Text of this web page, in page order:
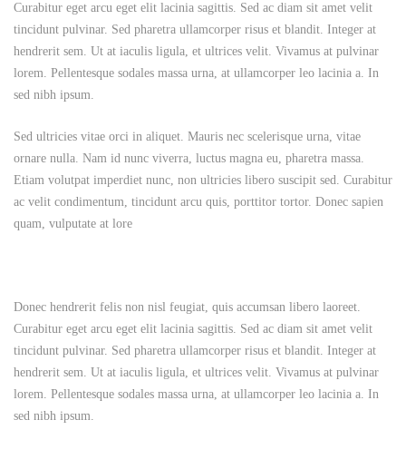
Curabitur eget arcu eget elit lacinia sagittis. Sed ac diam sit amet velit
tincidunt pulvinar. Sed pharetra ullamcorper risus et blandit. Integer at
hendrerit sem. Ut at iaculis ligula, et ultrices velit. Vivamus at pulvinar
lorem. Pellentesque sodales massa urna, at ullamcorper leo lacinia a. In
sed nibh ipsum.
Sed ultricies vitae orci in aliquet. Mauris nec scelerisque urna, vitae
ornare nulla. Nam id nunc viverra, luctus magna eu, pharetra massa.
Etiam volutpat imperdiet nunc, non ultricies libero suscipit sed. Curabitur
ac velit condimentum, tincidunt arcu quis, porttitor tortor. Donec sapien
quam, vulputate at lore
Donec hendrerit felis non nisl feugiat, quis accumsan libero laoreet.
Curabitur eget arcu eget elit lacinia sagittis. Sed ac diam sit amet velit
tincidunt pulvinar. Sed pharetra ullamcorper risus et blandit. Integer at
hendrerit sem. Ut at iaculis ligula, et ultrices velit. Vivamus at pulvinar
lorem. Pellentesque sodales massa urna, at ullamcorper leo lacinia a. In
sed nibh ipsum.